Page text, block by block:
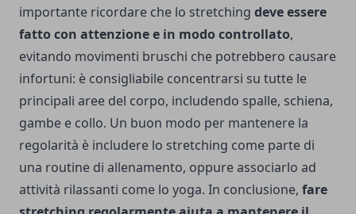
importante ricordare che lo stretching deve essere
fatto con attenzione e in modo controllato,
evitando movimenti bruschi che potrebbero causare
infortuni: è consigliabile concentrarsi su tutte le
principali aree del corpo, includendo spalle, schiena,
gambe e collo. Un buon modo per mantenere la
regolarità è includere lo stretching come parte di
una routine di allenamento, oppure associarlo ad
attività rilassanti come lo yoga. In conclusione, fare